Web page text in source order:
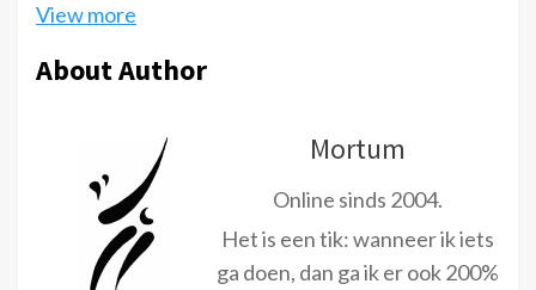
View more
About Author
Mortum
Online sinds 2004.
Het is een tik: wanneer ik iets
ga doen, dan ga ik er ook 200%